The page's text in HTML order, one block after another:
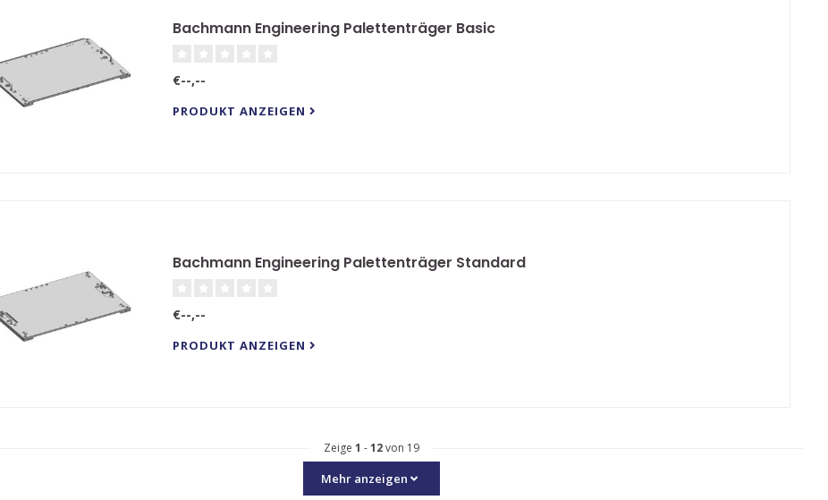
Bachmann Engineering Palettenträger Basic
€--,--
PRODUKT ANZEIGEN
Bachmann Engineering Palettenträger Standard
€--,--
PRODUKT ANZEIGEN
Zeige 1 -12von 19
Mehr anzeigen